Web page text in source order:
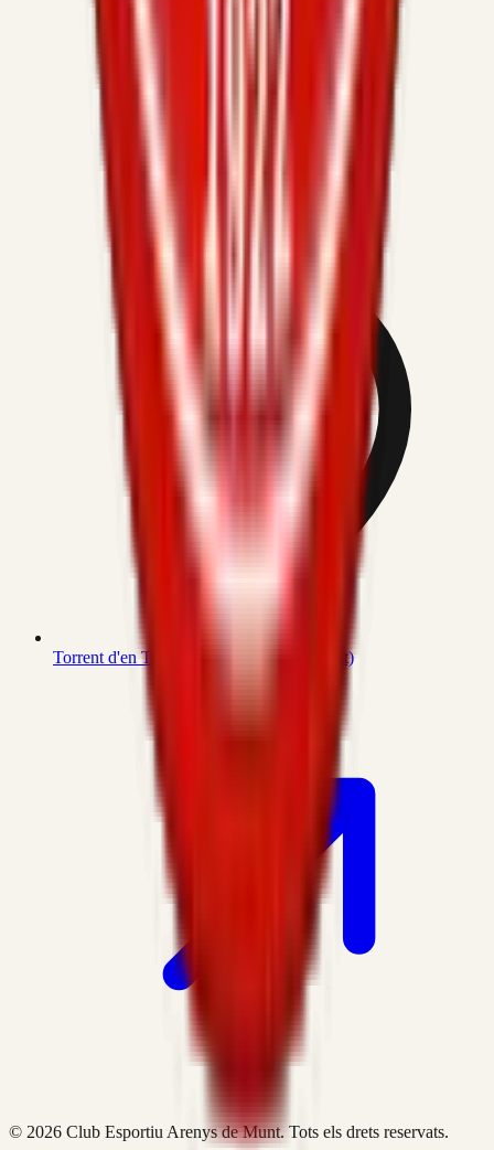
Torrent d'en Terra (08358 Arenys de Munt)
© 2026 Club Esportiu Arenys de Munt. Tots els drets reservats.